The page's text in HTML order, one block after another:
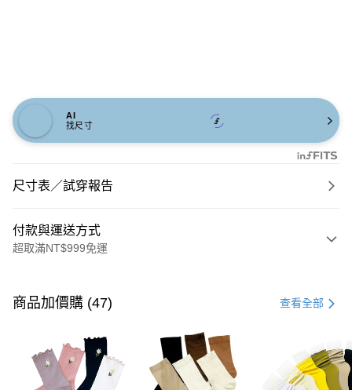
AI
找尺寸
尺寸表／試穿報告
付款與運送方式
超取滿NT$999免運
信用卡一次付款
3 期 0 利率 每期 21家銀行
合作金庫商業銀行
第一商業銀行
6 期 0 利率 每期NT$363 21家銀行
商品加價購 (47) 查看全部